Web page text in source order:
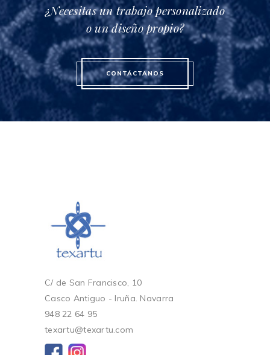
¿Necesitas un trabajo personalizado
o un diseño propio?
CONTÁCTANOS
C/ de San Francisco, 10
Casco Antiguo - Iruña. Navarra
948 22 64 95
texartu@texartu.com